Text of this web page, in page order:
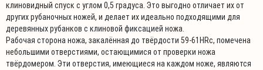
клиновидный спуск с углом 0,5 градуса. Это выгодно отличает их от
других рубаночных ножей, и делает их идеально подходящими для
деревянных рубанков с клиновой фиксацией ножа.
Рабочая сторона ножа, закалённая до твёрдости 59-61HRc, помечена
небольшими отверстиями, остающимися от проверки ножа
твёрдомером. Эти отверстия, имеющиеся на каждом ноже, являются